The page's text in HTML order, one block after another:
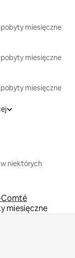
miesięczne
miesięczne
miesięczne
niektórych
miesięczne